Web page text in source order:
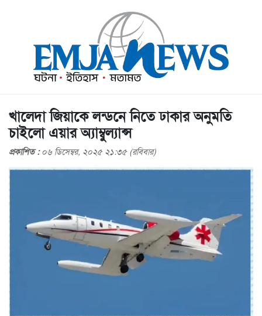
খালেদা জিয়াকে লন্ডনে নিতে ঢাকার অনুমতি
চাইলো এয়ার অ্যাম্বুল্যান্স
প্রকাশিত :০৬ ডিসেম্বর, ২০২৫ ২১:৩৫ (রবিবার)